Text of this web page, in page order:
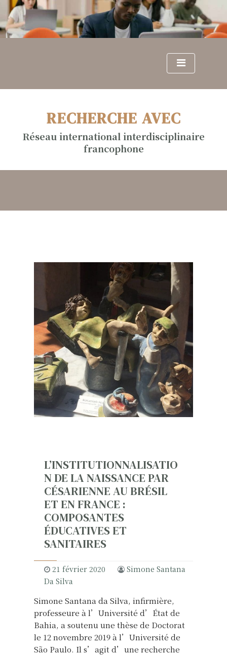
i
o
RECHERCHE AVEC
Réseau international interdisciplinaire
francophone
L’INSTITUTIONNALISATIO
N DE LA NAISSANCE PAR
CÉSARIENNE AU BRÉSIL
ET EN FRANCE :
COMPOSANTES
ÉDUCATIVES ET
SANITAIRES
21 février 2020
Simone Santana
Da Silva
Simone Santana da Silva, infirmière,
professeure à l’Université d’État de
Bahia, a soutenu une thèse de Doctorat
le 12 novembre 2019 à l’Université de
São Paulo. Il s’agit d’une recherche